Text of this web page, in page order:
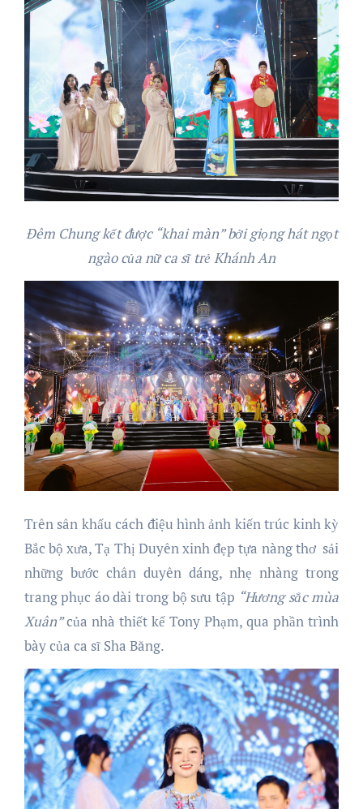
Đêm Chung kết được “khai màn”bởi giọng hátngọt
ngàocủa nữ ca sĩ trẻ Khánh An
Trên sân khấu cách điệu hình ảnh kiến trúc kinh kỳ
Bắc bộ xưa, Tạ Thị Duyên xinh đẹp tựa nàng thơ sải
những bước chân duyên dáng, nhẹ nhàng trong
trang phục áo dài trong bộ sưu tập “Hương sắc mùa
Xuân”của nhà thiết kế Tony Phạm, qua phần trình
bày của ca sĩ Sha Băng.